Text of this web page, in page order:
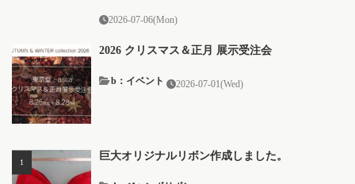
2026-07-06(Mon)
2026 クリスマス＆正月 展示受注会
b：イベント 2026-07-01(Wed)
巨大オリジナルリボン作成しました。